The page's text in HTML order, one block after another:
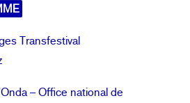
Transfestival
– Office national de